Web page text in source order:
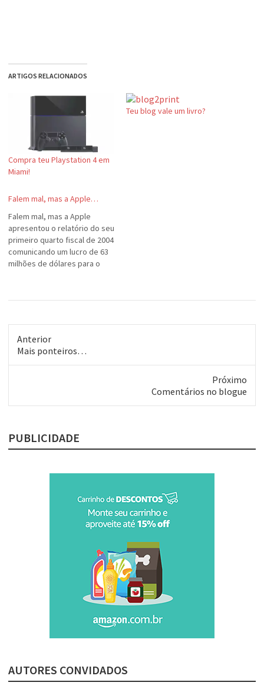
ARTIGOS RELACIONADOS
Compra teu Playstation 4 em
Miami!
Teu blog vale um livro?
Falem mal, mas a Apple…
Falem mal, mas a Apple
apresentou o relatório do seu
primeiro quarto fiscal de 2004
comunicando um lucro de 63
milhões de dólares para o
seu faturamento do ano
muitas empresas do ramo
que vêm publicando
prejuízos, período…
Anterior
Post
Mais ponteiros…
Próximo
Comentários no blogue
PUBLICIDADE
AUTORES CONVIDADOS